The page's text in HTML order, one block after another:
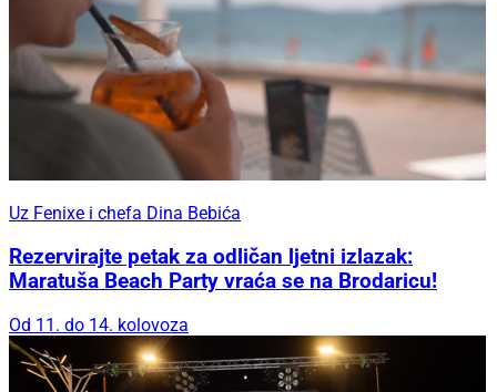
Uz Fenixe i chefa Dina Bebića
Rezervirajte petak za odličan ljetni izlazak:
Maratuša Beach Party vraća se na Brodaricu!
Od 11. do 14. kolovoza